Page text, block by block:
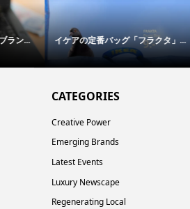
ン... イケアの定番バッグ「フラクタ」...
CATEGORIES
Creative Power
Emerging Brands
Latest Events
Luxury Newscape
Regenerating Local